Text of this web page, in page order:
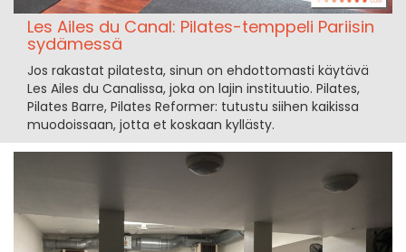
Les Ailes du Canal: Pilates-temppeli Pariisin
sydämessä
Jos rakastat pilatesta, sinun on ehdottomasti käytävä
Les Ailes du Canalissa, joka on lajin instituutio. Pilates,
Pilates Barre, Pilates Reformer: tutustu siihen kaikissa
muodoissaan, jotta et koskaan kyllästy.